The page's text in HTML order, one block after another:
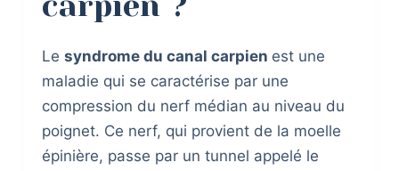
Le syndrome du canal carpien est une
maladie qui se caractérise par une
compression du nerf médian au niveau du
poignet. Ce nerf, qui provient de la moelle
épinière, passe par un tunnel appelé le